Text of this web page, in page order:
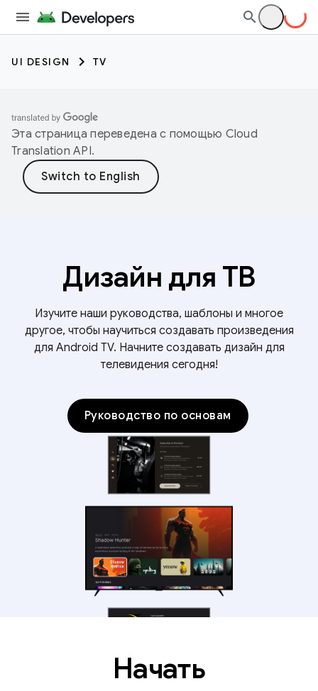
UI DESIGN TV
Эта страница переведена с помощью Cloud
Translation API.
Дизайн для ТВ
Изучите наши руководства, шаблоны и многое
другое, чтобы научиться создавать произведения
для Android TV. Начните создавать дизайн для
телевидения сегодня!
Руководство по основам
Начать